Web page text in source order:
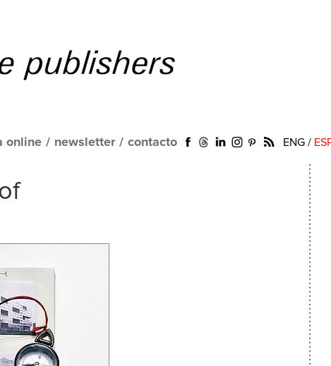
online / newsletter / contacto ENG /